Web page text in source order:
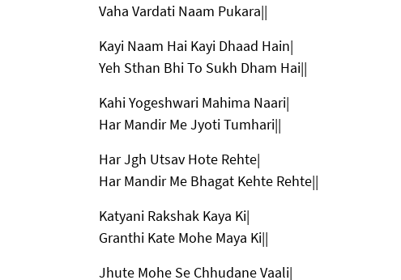
Vaha Vardati Naam Pukara||
Kayi Naam Hai Kayi Dhaad Hain|
Yeh Sthan Bhi To Sukh Dham Hai||
Kahi Yogeshwari Mahima Naari|
Har Mandir Me Jyoti Tumhari||
Har Jgh Utsav Hote Rehte|
Har Mandir Me Bhagat Kehte Rehte||
Katyani Rakshak Kaya Ki|
Granthi Kate Mohe Maya Ki||
Jhute Mohe Se Chhudane Vaali|